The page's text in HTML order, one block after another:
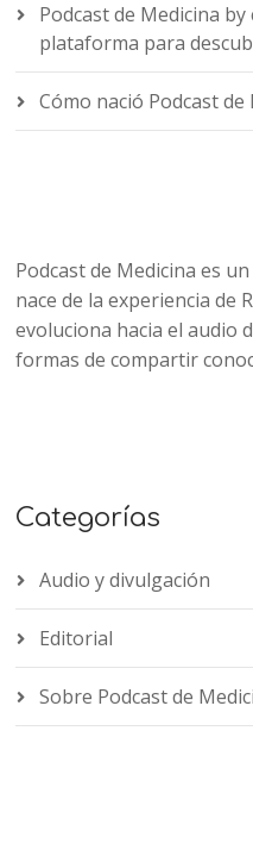
Podcast de Medicina
plataforma para
Cómo nació Podcast de
Podcast de Medicina es
nace de la experiencia de
evoluciona hacia el audio
formas de compartir
Categorías
Audio y divulgación
Editorial
Sobre Podcast de